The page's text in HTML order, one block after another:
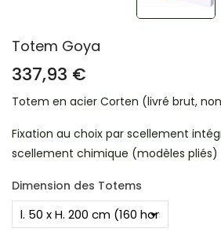
Totem Goya
337,93 €
Totem en acier Corten (livré brut,
Fixation au choix par scellement
scellement chimique (modèles pliés)
Dimension des Totems